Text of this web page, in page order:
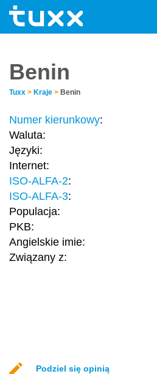
Benin
Tuxx > Kraje > Benin
Numer kierunkowy:
Waluta:
Języki:
Internet:
ISO-ALFA-2:
ISO-ALFA-3:
Populacja:
PKB:
Angielskie imie:
Związany z:
Podziel się opinią